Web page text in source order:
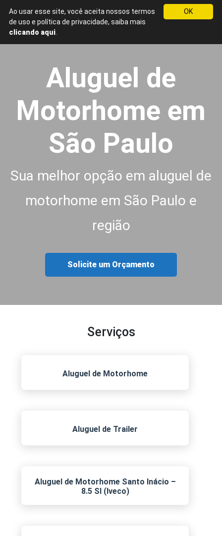
Aluguel
de
Motorhome
Menu
Aluguel de
Motorhome em
São Paulo
Sua melhor opção em aluguel de
motorhome em São Paulo e
região
Solicite um Orçamento
Serviços
Aluguel de Motorhome
Aluguel de Trailer
Aluguel de Motorhome Santo Inácio –
8.5 SI (Iveco)
OK
Ao usar esse site, você aceita nossos termos
de uso e política de privacidade, saiba mais
clicando aqui